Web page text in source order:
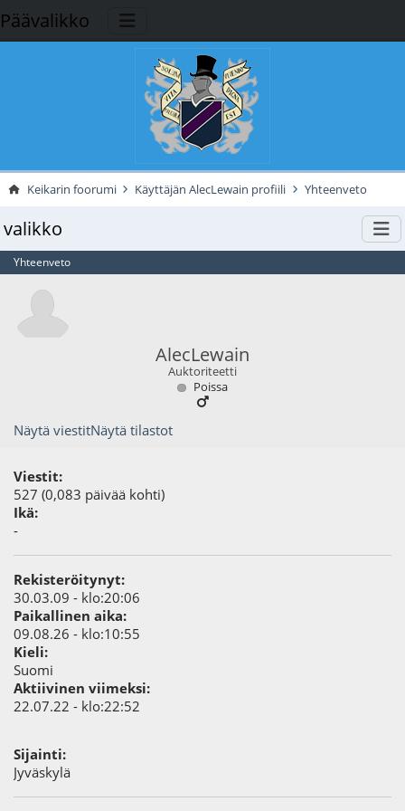
Päävalikko
Keikarin foorumi Käyttäjän AlecLewain profiili Yhteenveto
valikko
Yhteenveto
AlecLewain
Auktoriteetti
Poissa
Näytä viestitNäytä tilastot
Viestit:
527 (0,083 päivää kohti)
Ikä:
-
Rekisteröitynyt:
30.03.09 - klo:20:06
Paikallinen aika:
09.08.26 - klo:10:55
Kieli:
Suomi
Aktiivinen viimeksi:
22.07.22 - klo:22:52
Sijainti:
Jyväskylä